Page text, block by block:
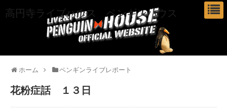
高円寺ライブハウス ペンギンハウス
ホーム ペンギンライブレポート
花粉症話 １３日